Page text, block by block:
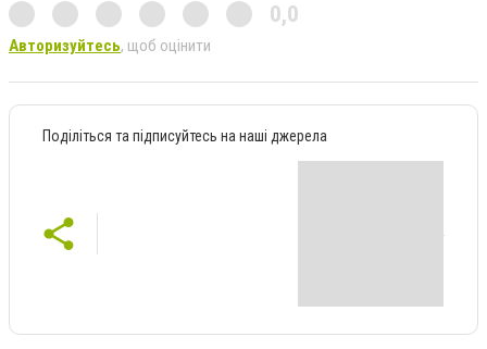
0,0
Авторизуйтесь, щоб оцінити
Поділіться та підписуйтесь на наші джерела